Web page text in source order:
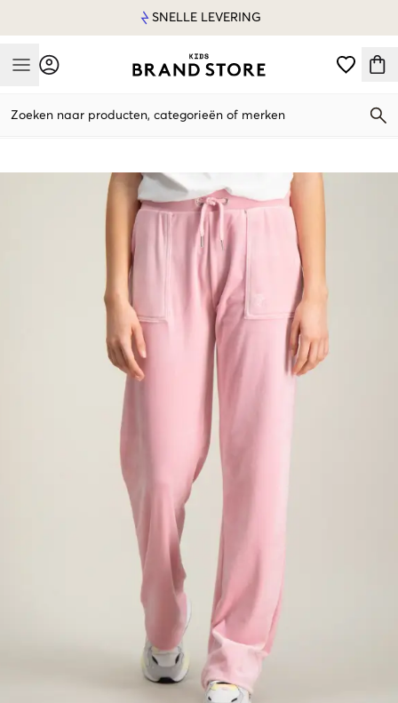
SNELLE LEVERING
Mobile Menu
Zoeken naar producten, categorieën of merken